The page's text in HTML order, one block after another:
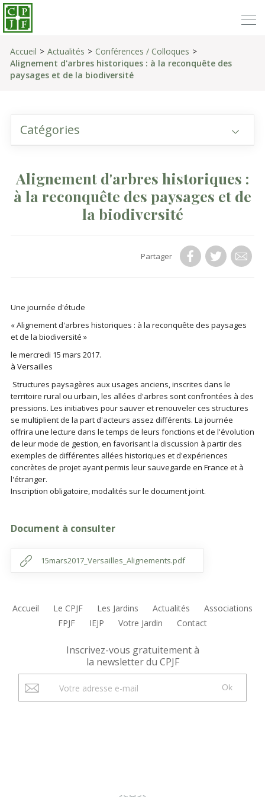
Accueil Actualités
Conférences / Colloques
Alignement d'arbres historiques : à la reconquête des
paysages et de la biodiversité
Catégories
Alignement d'arbres historiques :
à la reconquête des paysages et de
la biodiversité
Partager
Une journée d'étude
« Alignement d'arbres historiques : à la reconquête des paysages
et de la biodiversité »
le mercredi 15 mars 2017.
à Versailles
Structures paysagères aux usages anciens, inscrites dans le
territoire rural ou urbain, les allées d'arbres sont confrontées à des
pressions. Les initiatives pour sauver et renouveler ces structures
se multiplient de la part d'acteurs assez différents. La journée
offrira une lecture dans le temps de leurs fonctions et de l'évolution
de leur mode de gestion, en favorisant la discussion à partir des
exemples de différentes allées historiques et d'expériences
concrètes de projet ayant permis leur sauvegarde en France et à
l'étranger.
Inscription obligatoire, modalités sur le document joint.
Document à consulter
15mars2017_Versailles_Alignements.pdf
Accueil Le CPJF Les Jardins Actualités
Associations
FPJF
IEJP Votre Jardin Contact
Inscrivez-vous gratuitement à
la newsletter du CPJF
Ok